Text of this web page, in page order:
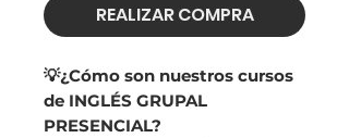
REALIZAR COMPRA
💡¿Cómo son nuestros cursos
de INGLÉS GRUPAL
PRESENCIAL?